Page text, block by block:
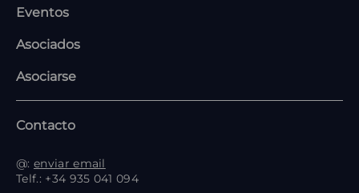
Eventos
Asociados
Asociarse
Contacto
@: enviar email
Telf.: +34 935 041 094